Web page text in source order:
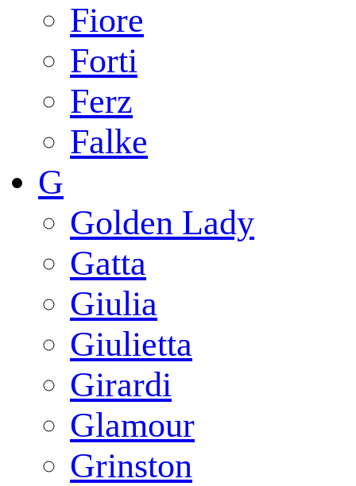
Fiore
Forti
Ferz
Falke
G
Golden Lady
Gatta
Giulia
Giulietta
Girardi
Glamour
Grinston